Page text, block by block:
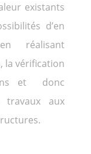
existants
d’en
réalisant
la vérification
et donc
aux